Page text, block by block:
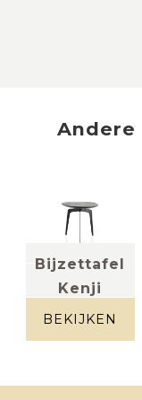
Andere
Bijzettafel
Kenji
zwart
BEKIJKEN